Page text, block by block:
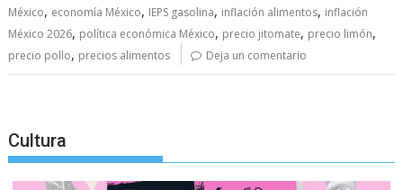
México, economía México, IEPS gasolina, inflación alimentos, inflación
México 2026, política económica México, precio jitomate, precio limón,
precio pollo, precios alimentos Deja un comentario
Cultura